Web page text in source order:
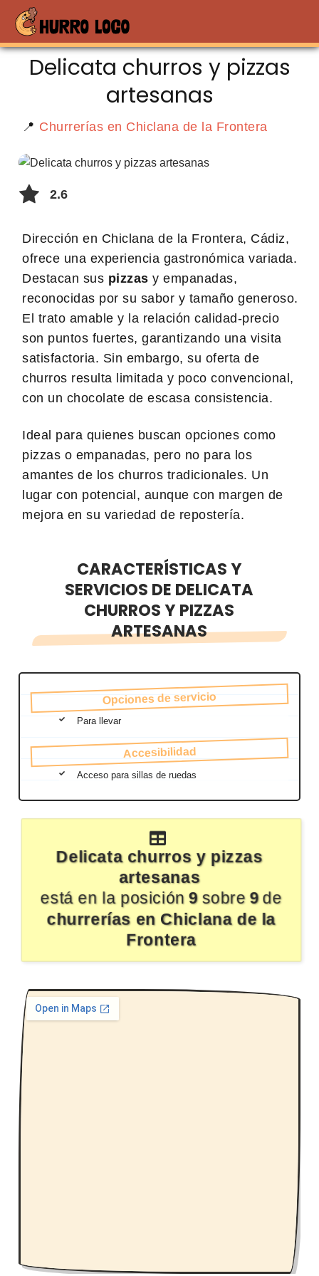
Delicata churros y pizzas
artesanas
📍 Churrerías en Chiclana de la Frontera
2.6
Dirección en Chiclana de la Frontera, Cádiz,
ofrece una experiencia gastronómica variada.
Destacan sus pizzas y empanadas,
reconocidas por su sabor y tamaño generoso.
El trato amable y la relación calidad-precio
son puntos fuertes, garantizando una visita
satisfactoria. Sin embargo, su oferta de
churros resulta limitada y poco convencional,
con un chocolate de escasa consistencia.
Ideal para quienes buscan opciones como
pizzas o empanadas, pero no para los
amantes de los churros tradicionales. Un
lugar con potencial, aunque con margen de
mejora en su variedad de repostería.
CARACTERÍSTICAS Y
SERVICIOS DE DELICATA
CHURROS Y PIZZAS
ARTESANAS
Opciones de servicio
Para llevar
Accesibilidad
Acceso para sillas de ruedas
Delicata churros y pizzas
artesanas
está en la posición 9 sobre 9 de
churrerías en Chiclana de la
Frontera